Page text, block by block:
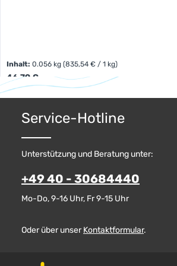
Inhalt:0.056 kg(835,54 € / 1 kg)
Regulärer Preis:
46,79 €
Produkt Anzahl: Gib
Service-Hotline
Unterstützung und Beratung unter:
+49 40 - 30684440
Mo-Do, 9-16 Uhr, Fr 9-15 Uhr
Oder über unserKontaktformular.